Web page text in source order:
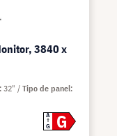
3840 x
A
G
G
32"
Tipo de panel